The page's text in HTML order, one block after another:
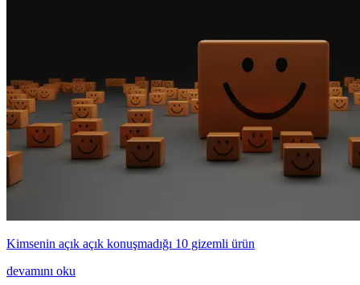
Kimsenin açık açık konuşmadığı 10 gizemli ürün
devamını oku